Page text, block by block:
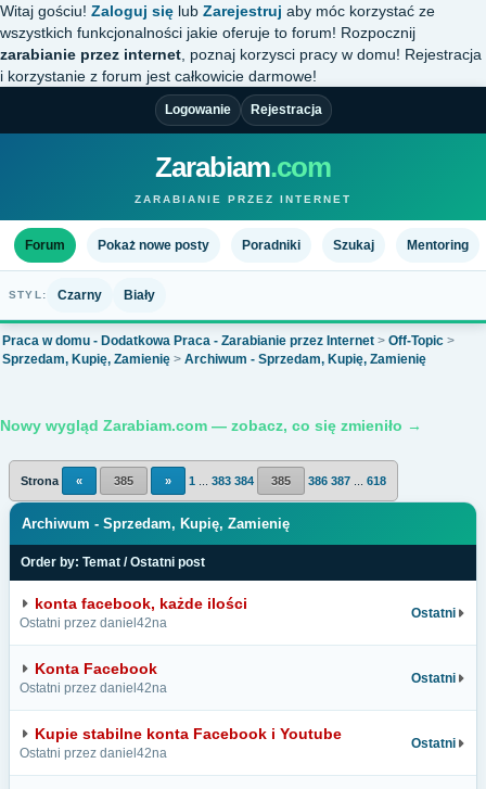
Witaj gościu! Zaloguj się lub Zarejestruj aby móc korzystać ze
wszystkich funkcjonalności jakie oferuje to forum! Rozpocznij
zarabianie przez internet , poznaj korzysci pracy w domu! Rejestracja
i korzystanie z forum jest całkowicie darmowe!
Logowanie Rejestracja
Zarabiam.com
ZARABIANIE PRZEZ INTERNET
Forum Pokaż nowe posty Poradniki Szukaj Mentoring
STYL: Czarny Biały
Praca w domu - Dodatkowa Praca - Zarabianie przez Internet > Off-Topic >
Sprzedam, Kupię, Zamienię > Archiwum - Sprzedam, Kupię, Zamienię
Nowy wygląd Zarabiam.com — zobacz, co się zmieniło →
Strona « 385 » 1 383 384 385 386 387 618
Archiwum - Sprzedam, Kupię, Zamienię
Order by: Temat /Ostatni post
konta facebook, każde ilości
Ostatni przez daniel42na
Ostatni
Konta Facebook
Ostatni przez daniel42na
Ostatni
Kupie stabilne konta Facebook i Youtube
Ostatni przez daniel42na
Ostatni